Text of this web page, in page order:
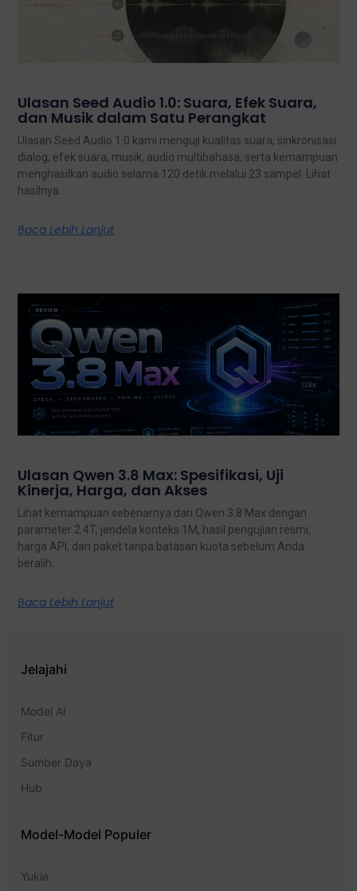
Ulasan Seed Audio 1.0: Suara, Efek Suara,
dan Musik dalam Satu Perangkat
Ulasan Seed Audio 1.0 kami menguji kualitas suara, sinkronisasi
dialog, efek suara, musik, audio multibahasa, serta kemampuan
menghasilkan audio selama 120 detik melalui 23 sampel. Lihat
hasilnya.
Baca Lebih Lanjut
Ulasan Qwen 3.8 Max: Spesifikasi, Uji
Kinerja, Harga, dan Akses
Lihat kemampuan sebenarnya dari Qwen 3.8 Max dengan
parameter 2.4T, jendela konteks 1M, hasil pengujian resmi,
harga API, dan paket tanpa batasan kuota sebelum Anda
beralih.
Baca Lebih Lanjut
Jelajahi
Model AI
Fitur
Sumber Daya
Hub
Model-Model Populer
Yukie